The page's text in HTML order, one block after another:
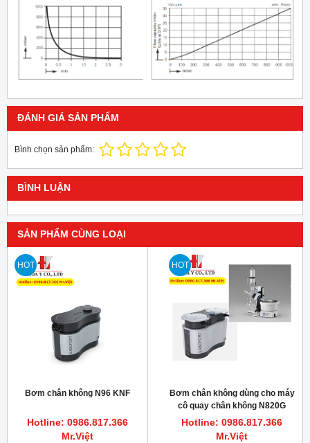
ĐÁNH GIÁ SẢN PHẨM
Bình chọn sản phẩm:
BÌNH LUẬN
SẢN PHẨM CÙNG LOẠI
HOT
Bơm chân không N96 KNF
Hotline: 0986.817.366
Mr.Việt
HOT
Bơm chân không dùng cho máy
cô quay chân không N820G
KNF
Hotline: 0986.817.366
Mr.Việt